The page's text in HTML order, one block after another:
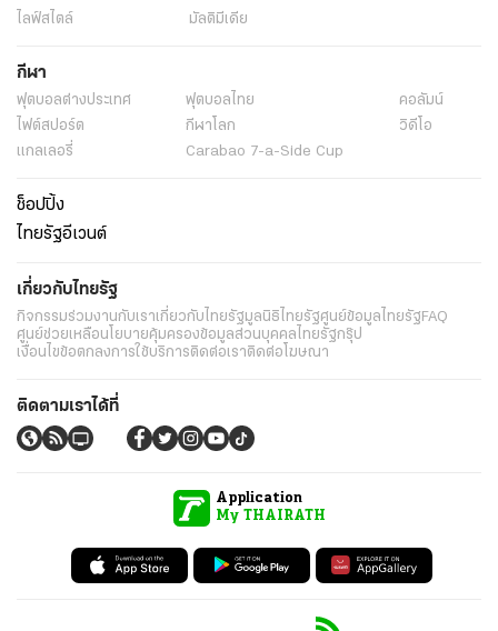
ไลฟ์สไตล์
มัลติมีเดีย
กีฬา
ฟุตบอลต่่างประเทศ ฟุตบอลไทย
คอลัมน์
ไฟต์สปอร์ต
กีฬาโลก
วิดีโอ
แกลเลอรี่
Carabao 7-a-Side Cup
ช็อปปิ้ง
ไทยรัฐอีเวนต์
เกี่ยวกับไทยรัฐ
กิจกรรมร่วมงานกับเราเกี่ยวกับไทยรัฐมูลนิธิไทยรัฐศูนย์ข้อมูลไทยรัฐFAQ
ศูนย์ช่วยเหลือนโยบายคุ้มครองข้อมูลส่วนบุคคลไทยรัฐกรุ๊ป
เงื่อนไขข้อตกลงการใช้บริการติดต่อเราติดต่อโฆษณา
ติดตามเราได้ที่
Application
My THAIRATH